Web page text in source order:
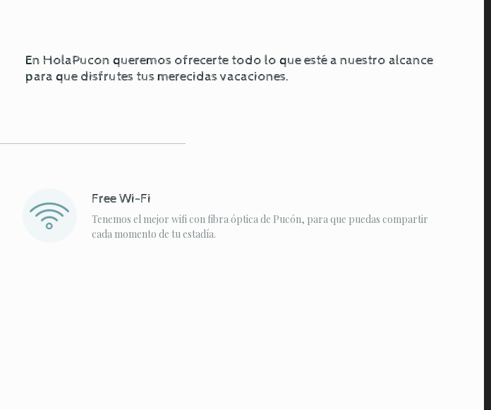
En HolaPucon queremos ofrecerte todo lo que esté a nuestro alcance
para que disfrutes tus merecidas vacaciones.
Free Wi-Fi
Tenemos el mejor wifi con fibra óptica de Pucón, para que puedas compartir
cada momento de tu estadía.